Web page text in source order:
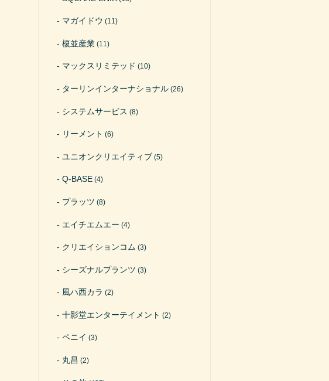
マガイドウ (11)
榎並産業 (11)
マックスリミテッド (10)
ターリンインターナショナル (26)
システムサービス (8)
リーメント (6)
ユニオンクリエイティブ (5)
Q-BASE (4)
プラッツ (8)
エイチエムエー (4)
クリエイションコム (3)
シーズナルプランツ (3)
風ハ西カラ (2)
十影堂エンターテイメント (2)
ペニイ (3)
丸昌 (2)